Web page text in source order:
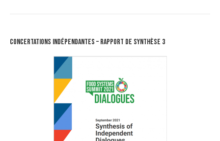
Concertations Indépendantes – Rapport de synthèse 3